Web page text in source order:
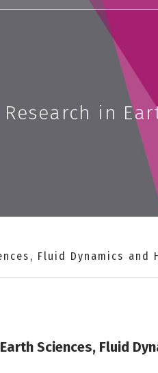
in
Fluid Dynamics and
Sciences, Fluid